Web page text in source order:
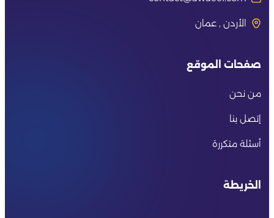
الأردن , عمان
صفحات الموقع
من نحن
إتصل بنا
أسئلة متكررة
الخريطة